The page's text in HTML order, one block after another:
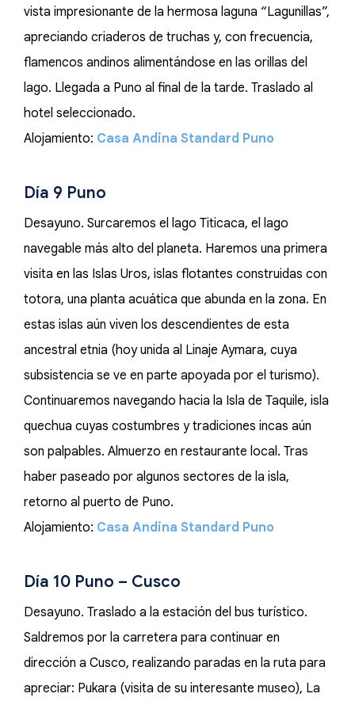
vista impresionante de la hermosa laguna “Lagunillas”,
apreciando criaderos de truchas y, con frecuencia,
flamencos andinos alimentándose en las orillas del
lago. Llegada a Puno al final de la tarde. Traslado al
hotel seleccionado.
Alojamiento: Casa Andina Standard Puno
Día 9 Puno
Desayuno. Surcaremos el lago Titicaca, el lago
navegable más alto del planeta. Haremos una primera
visita en las Islas Uros, islas flotantes construidas con
totora, una planta acuática que abunda en la zona. En
estas islas aún viven los descendientes de esta
ancestral etnia (hoy unida al Linaje Aymara, cuya
subsistencia se ve en parte apoyada por el turismo).
Continuaremos navegando hacia la Isla de Taquile, isla
quechua cuyas costumbres y tradiciones incas aún
son palpables. Almuerzo en restaurante local. Tras
haber paseado por algunos sectores de la isla,
retorno al puerto de Puno.
Alojamiento: Casa Andina Standard Puno
Día 10 Puno – Cusco
Desayuno. Traslado a la estación del bus turístico.
Saldremos por la carretera para continuar en
dirección a Cusco, realizando paradas en la ruta para
apreciar: Pukara (visita de su interesante museo), La